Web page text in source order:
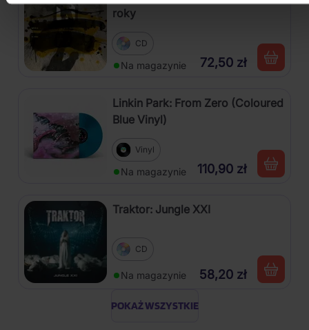
roky
CD
Na magazynie 72,50 zł
Linkin Park: From Zero (Coloured
Blue Vinyl)
Vinyl
Na magazynie 110,90 zł
Traktor: Jungle XXI
CD
Na magazynie 58,20 zł
POKAŻ WSZYSTKIE